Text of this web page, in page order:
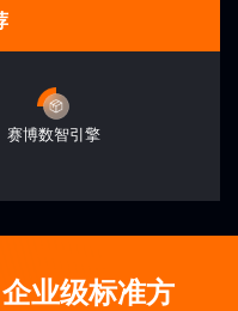
赛博数智引擎
业级标准方